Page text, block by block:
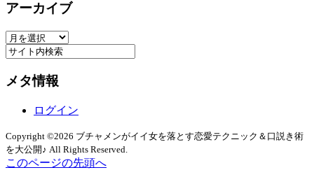
ゴ
ー
アーカイブ
ア
ー
イ
メタ情報
ログイン
Copyright ©2026 ブチャメンがイイ女を落とす恋愛テクニック＆口説き術
を大公開♪ All Rights Reserved.
このページの先頭へ